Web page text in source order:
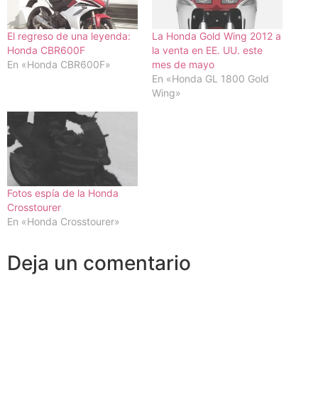
El regreso de una leyenda:
Honda CBR600F
En «Honda CBR600F»
La Honda Gold Wing 2012 a
la venta en EE. UU. este
mes de mayo
En «Honda GL 1800 Gold
Wing»
Fotos espía de la Honda
Crosstourer
En «Honda Crosstourer»
Deja un comentario